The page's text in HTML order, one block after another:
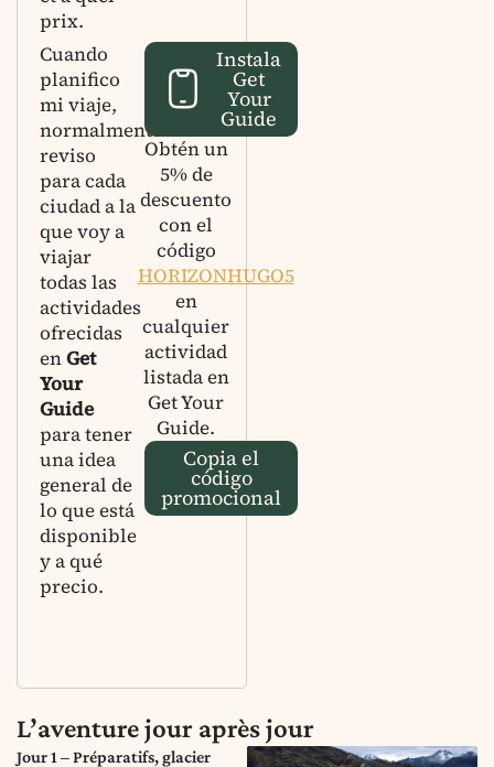
prix.
Cuando
planifico
mi viaje,
normalmente
reviso
para cada
ciudad a la
que voy a
viajar
todas las
actividades
ofrecidas
enGet
Your
Guide
para tener
una idea
general de
lo que está
disponible
y a qué
precio.
Instala
Get
Your
Guide
Obtén un
5% de
descuento
con el
código
HORIZONHUGO5
en
cualquier
actividad
listada en
Get Your
Guide.
Copia el
código
promocional
L’aventure jour après jour
Jour 1 – Préparatifs, glacier